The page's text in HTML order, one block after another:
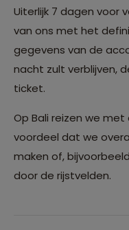
Uiterlijk 7 dagen voor
van ons met het
gegevens van de
nacht zult verblijven,
ticket.
Op Bali reizen we
voordeel dat we
maken of,
door de rijstvelden.